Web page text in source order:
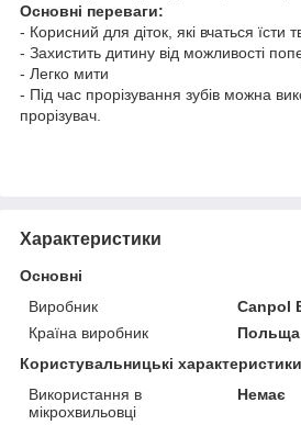
Основні переваги:
- Корисний для діток, які вчаться їсти
- Захистить дитину від можливості
- Легко мити
- Під час прорізування зубів можна
прорізувач.
Характеристики
Основні
Виробник
Canpol
Країна виробник
Польща
Користувальницькі характеристики
Використання в
мікрохвильовці
Немає